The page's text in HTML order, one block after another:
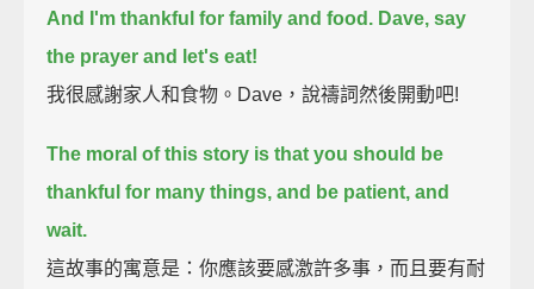
And I'm thankful for family and food. Dave, say
the prayer and let's eat!
我很感謝家人和食物。Dave，說禱詞然後開動吧!
The moral of this story is that you should be
thankful for many things, and be patient, and
wait.
這故事的寓意是：你應該要感激許多事，而且要有耐